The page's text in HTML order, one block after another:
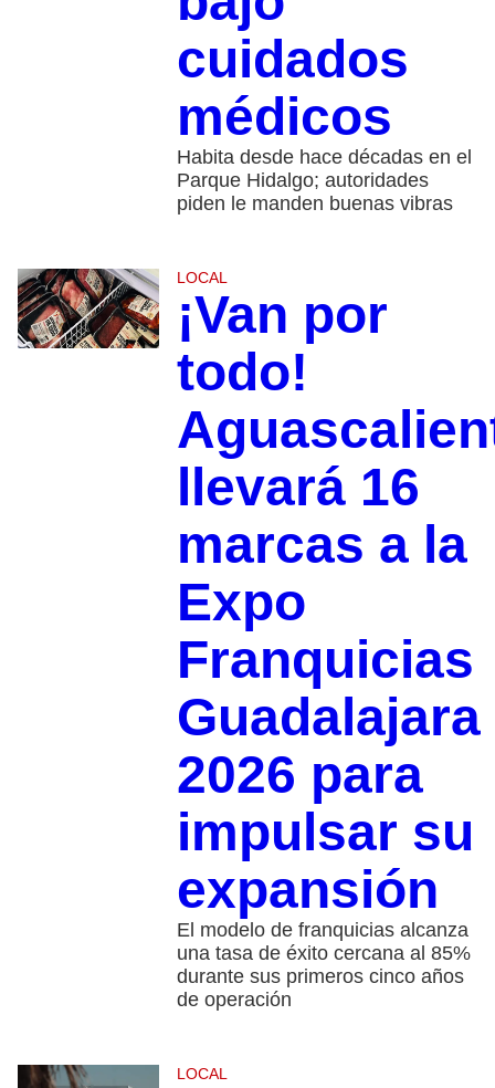
cuidados
médicos
Habita desde hace décadas en el
Parque Hidalgo; autoridades
piden le manden buenas vibras
LOCAL
¡Van por
todo!
llevará 16
marcas a la
Expo
Franquicias
Guadalajara
2026 para
impulsar su
expansión
El modelo de franquicias alcanza
una tasa de éxito cercana al 85%
durante sus primeros cinco años
de operación
LOCAL